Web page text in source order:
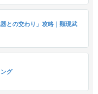
との交わり」攻略｜顕現武
グ